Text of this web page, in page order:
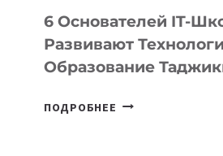
6 Основателей IT-
Развивают
Образование
ПОДРОБНЕЕ